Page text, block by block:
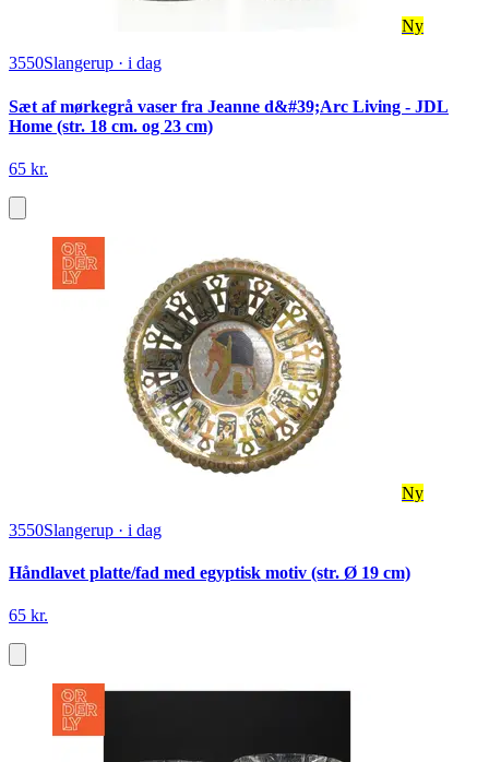
Ny
3550Slangerup · i dag
Sæt af mørkegrå vaser fra Jeanne d&#39;Arc Living - JDL
Home (str. 18 cm. og 23 cm)
65 kr.
Ny
3550Slangerup · i dag
Håndlavet platte/fad med egyptisk motiv (str. Ø 19 cm)
65 kr.